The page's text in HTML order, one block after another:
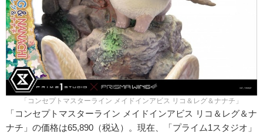
「コンセプトマスターライン メイドインアビス リコ＆レグ＆ナナチ」
「コンセプトマスターライン メイドインアビス リコ＆レグ＆ナ
ナチ」の価格は65,890（税込）。現在、「プライム1スタジオ」